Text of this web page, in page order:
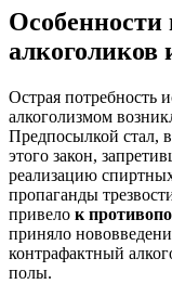
Острая потребность
алкоголизмом
Предпосылкой стал,
этого закон,
реализацию
пропаганды
привело к
приняло
контрафактный
полы.